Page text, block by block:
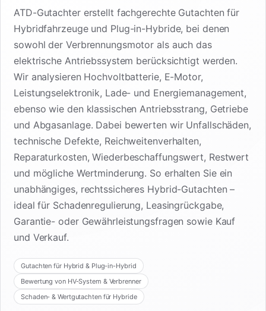
ATD-Gutachter erstellt fachgerechte Gutachten für
Hybridfahrzeuge und Plug-in-Hybride, bei denen
sowohl der Verbrennungsmotor als auch das
elektrische Antriebssystem berücksichtigt werden.
Wir analysieren Hochvoltbatterie, E-Motor,
Leistungselektronik, Lade- und Energiemanagement,
ebenso wie den klassischen Antriebsstrang, Getriebe
und Abgasanlage. Dabei bewerten wir Unfallschäden,
technische Defekte, Reichweitenverhalten,
Reparaturkosten, Wiederbeschaffungswert, Restwert
und mögliche Wertminderung. So erhalten Sie ein
unabhängiges, rechtssicheres Hybrid-Gutachten –
ideal für Schadenregulierung, Leasingrückgabe,
Garantie- oder Gewährleistungsfragen sowie Kauf
und Verkauf.
Gutachten für Hybrid & Plug-in-Hybrid
Bewertung von HV-System & Verbrenner
Schaden- & Wertgutachten für Hybride